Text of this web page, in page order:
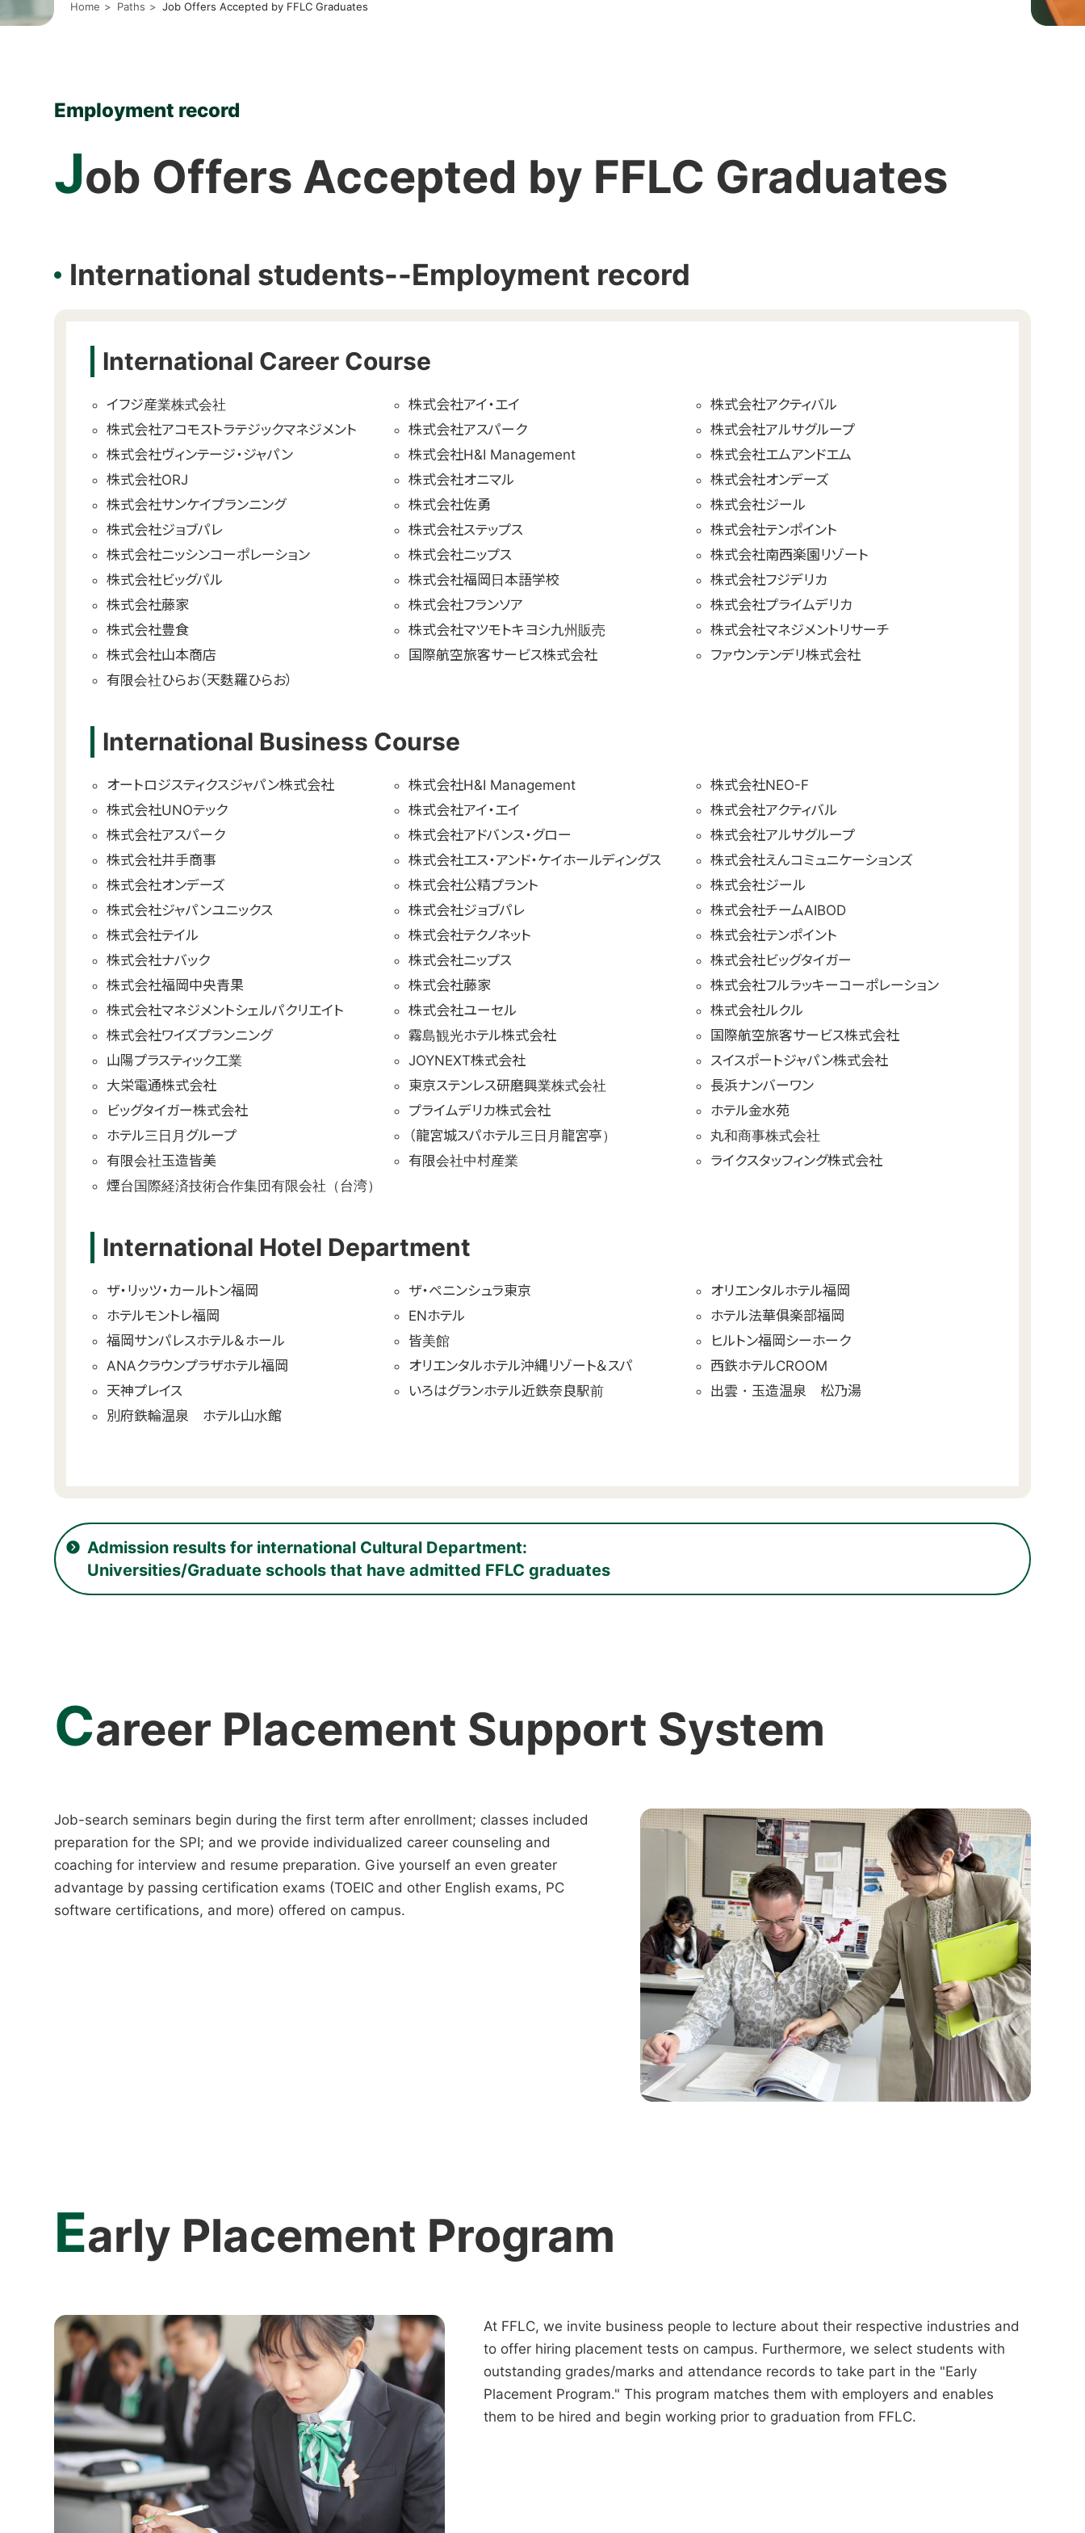
O
Home Paths Job Offers Accepted by FFLC Graduates
Employment record
Job Offers Accepted by FFLC Graduates
International students--Employment record
International Career Course
イフジ産業株式会社 株式会社アイ・エイ
株式会社アクティバル
株式会社アコモストラテジックマネジメント
株式会社アスパーク
株式会社アルサグループ
株式会社ヴィンテージ・ジャパン
株式会社H&I Management
株式会社エムアンドエム
株式会社ORJ
株式会社オニマル
株式会社オンデーズ
株式会社サンケイプランニング
株式会社佐勇
株式会社ジール
株式会社ジョブパレ
株式会社ステップス
株式会社テンポイント
株式会社ニッシンコーポレーション
株式会社ニップス
株式会社南西楽園リゾート
株式会社ビッグパル
株式会社福岡日本語学校
株式会社フジデリカ
株式会社藤家
株式会社フランソア
株式会社プライムデリカ
株式会社豊食
株式会社マツモトキヨシ九州販売
株式会社マネジメントリサーチ
株式会社山本商店
国際航空旅客サービス株式会社
ファウンテンデリ株式会社
有限会社ひらお（天麩羅ひらお）
International Business Course
オートロジスティクスジャパン株式会社 株式会社H&I Management
株式会社NEO-F
株式会社UNOテック
株式会社アイ・エイ
株式会社アクティバル
株式会社アスパーク
株式会社アドバンス・グロー
株式会社アルサグループ
株式会社井手商事
株式会社エス・アンド・ケイホールディングス
株式会社えんコミュニケーションズ
株式会社オンデーズ
株式会社公精プラント
株式会社ジール
株式会社ジャパンユニックス
株式会社ジョブパレ
株式会社チームAIBOD
株式会社テイル
株式会社テクノネット
株式会社テンポイント
株式会社ナバック
株式会社ニップス
株式会社ビッグタイガー
株式会社福岡中央青果
株式会社藤家
株式会社フルラッキーコーポレーション
株式会社マネジメントシェルパクリエイト
株式会社ユーセル
株式会社ルクル
株式会社ワイズプランニング
霧島観光ホテル株式会社
国際航空旅客サービス株式会社
山陽プラスティック工業
JOYNEXT株式会社
スイスポートジャパン株式会社
大栄電通株式会社
東京ステンレス研磨興業株式会社
長浜ナンバーワン
ビッグタイガー株式会社
プライムデリカ株式会社
ホテル金水苑
ホテル三日月グループ
（龍宮城スパホテル三日月龍宮亭）
丸和商事株式会社
有限会社玉造皆美
有限会社中村産業
ライクスタッフィング株式会社
煙台国際経済技術合作集団有限会社（台湾）
International Hotel Department
ザ・リッツ・カールトン福岡 ザ・ペニンシュラ東京
オリエンタルホテル福岡
ホテルモントレ福岡
ENホテル
ホテル法華俱楽部福岡
福岡サンパレスホテル＆ホール
皆美館
ヒルトン福岡シーホーク
ANAクラウンプラザホテル福岡
オリエンタルホテル沖縄リゾート＆スパ
西鉄ホテルCROOM
天神プレイス
いろはグランホテル近鉄奈良駅前
出雲・玉造温泉 松乃湯
別府鉄輪温泉 ホテル山水館
Admission results for international Cultural Department:
Universities/Graduate schools that have admitted FFLC graduates
Career Placement Support System
Job-search seminars begin during the first term after enrollment; classes included
preparation for the SPI; and we provide individualized career counseling and
coaching for interview and resume preparation. Give yourself an even greater
advantage by passing certification exams (TOEIC and other English exams, PC
software certifications, and more) offered on campus.
Early Placement Program
At FFLC, we invite business people to lecture about their respective industries and
to offer hiring placement tests on campus. Furthermore, we select students with
outstanding grades/marks and attendance records to take part in the "Early
Placement Program." This program matches them with employers and enables
them to be hired and begin working prior to graduation from FFLC.